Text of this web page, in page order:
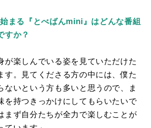
まる『とべばんmini』はどんな番組
すか？
が楽しんでいる姿を見ていただけた
す。見てくださる方の中には、僕た
ないという方も多いと思うので、ま
を持つきっかけにしてもらいたいで
まず自分たちが全力で楽しむことが